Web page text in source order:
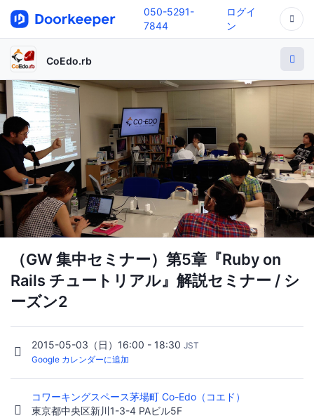
050-5291-
7844
ログイ
ン
CoEdo.rb
（GW 集中セミナー）第5章『Ruby on
Rails チュートリアル』解説セミナー / シ
ーズン2
2015-05-03（日）16:00 - 18:30 JST
Google カレンダーに追加
コワーキングスペース茅場町 Co-Edo（コエド）
東京都中央区新川1-3-4 PAビル5F